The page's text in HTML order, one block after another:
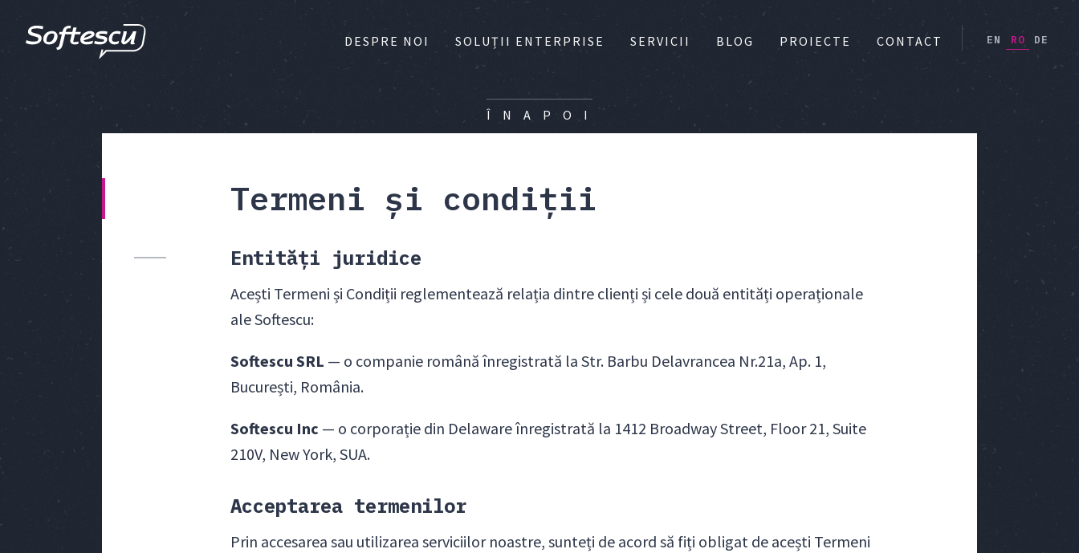
DESPRE NOI SOLUȚII ENTERPRISE SERVICII BLOG PROIECTE CONTACT EN RO DE
Î N A P O I
Termeni și condiții
Entități juridice
Acești Termeni și Condiții reglementează relația dintre clienți și cele două entități operaționale
ale Softescu:
Softescu SRL — o companie română înregistrată la Str. Barbu Delavrancea Nr.21a, Ap. 1,
București, România.
Softescu Inc — o corporație din Delaware înregistrată la 1412 Broadway Street, Floor 21, Suite
210V, New York, SUA.
Acceptarea termenilor
Prin accesarea sau utilizarea serviciilor noastre, sunteți de acord să fiți obligat de acești Termeni